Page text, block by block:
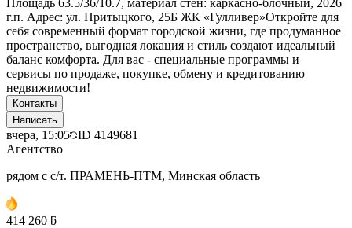
Площадь 63.5/36/10.7, материал стен: каркасно-блочный, 2026
г.п. Адрес: ул. Притыцкого, 25Б ЖК «Гулливер»Откройте для
себя современный формат городской жизни, где продуманное
пространство, выгодная локация и стиль создают идеальный
баланс комфорта. Для вас - специальные программы и
сервисы по продаже, покупке, обмену и кредитованию
недвижимости!
Контакты
Написать
вчера, 15:05 ID 4149681
Агентство
рядом с с/т. ПРАМЕНЬ-ПТМ, Минская область
414 260 ƃ